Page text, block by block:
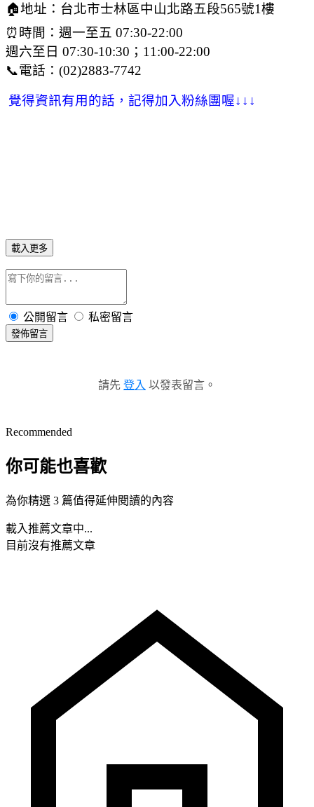
🏠地址：台北市士林區中山北路五段565號1樓
⏰時間：週一至五 07:30-22:00
週六至日 07:30-10:30；11:00-22:00
📞電話：(02)2883-7742
覺得資訊有用的話，記得加入粉絲團喔↓ ↓ ↓
載入更多
公開留言 私密留言
發佈留言
請先 登入 以發表留言。
Recommended
你可能也喜歡
為你精選 3 篇值得延伸閱讀的內容
載入推薦文章中...
目前沒有推薦文章